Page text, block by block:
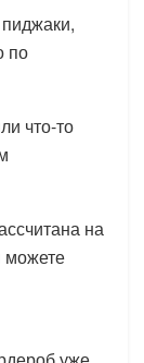
по
что-то
на
можете